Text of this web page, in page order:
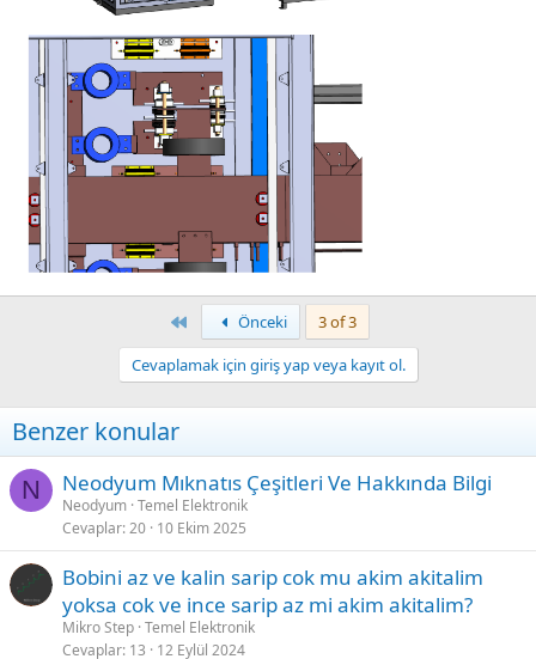
Önceki
3 of 3
Cevaplamak için giriş yap veya kayıt ol.
Benzer konular
N Neodyum Mıknatıs Çeşitleri Ve Hakkında Bilgi
Neodyum Temel Elektronik
Cevaplar 20 10 Ekim 2025
Bobini az ve kalin sarip cok mu akim akitalim
yoksa cok ve ince sarip az mi akim akitalim?
Mikro Step Temel Elektronik
Cevaplar 13 12 Eylül 2024